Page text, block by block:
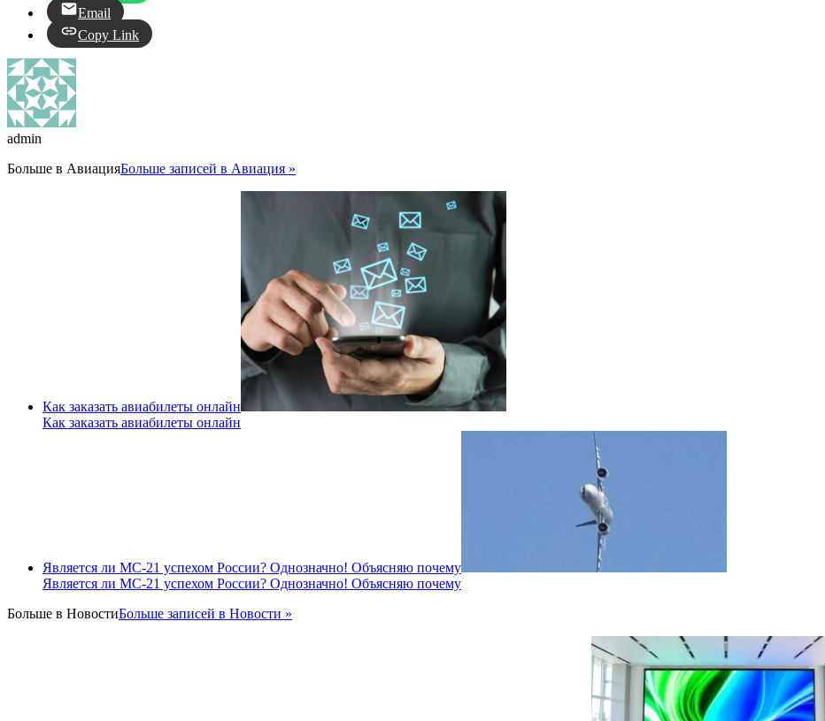
Email
Copy Link
admin
Больше в АвиацияБольше записей в Авиация »
Как заказать авиабилеты онлайн
Как заказать авиабилеты онлайн
Является ли МС-21 успехом России? Однозначно! Объясняю почему
Является ли МС-21 успехом России? Однозначно! Объясняю почему
Больше в НовостиБольше записей в Новости »